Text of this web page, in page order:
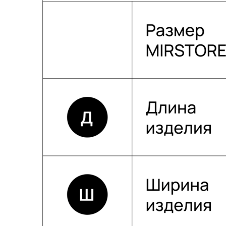
Собственное производство